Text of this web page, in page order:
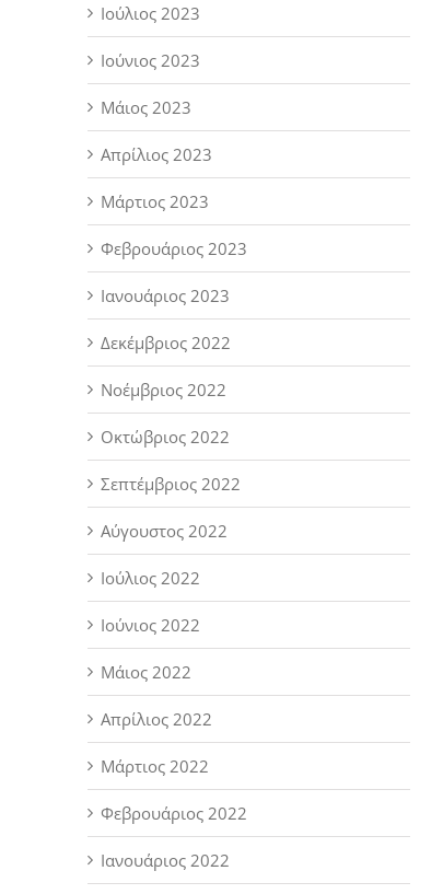
Ιούλιος 2023
Ιούνιος 2023
Μάιος 2023
Απρίλιος 2023
Μάρτιος 2023
Φεβρουάριος 2023
Ιανουάριος 2023
Δεκέμβριος 2022
Νοέμβριος 2022
Οκτώβριος 2022
Σεπτέμβριος 2022
Αύγουστος 2022
Ιούλιος 2022
Ιούνιος 2022
Μάιος 2022
Απρίλιος 2022
Μάρτιος 2022
Φεβρουάριος 2022
Ιανουάριος 2022